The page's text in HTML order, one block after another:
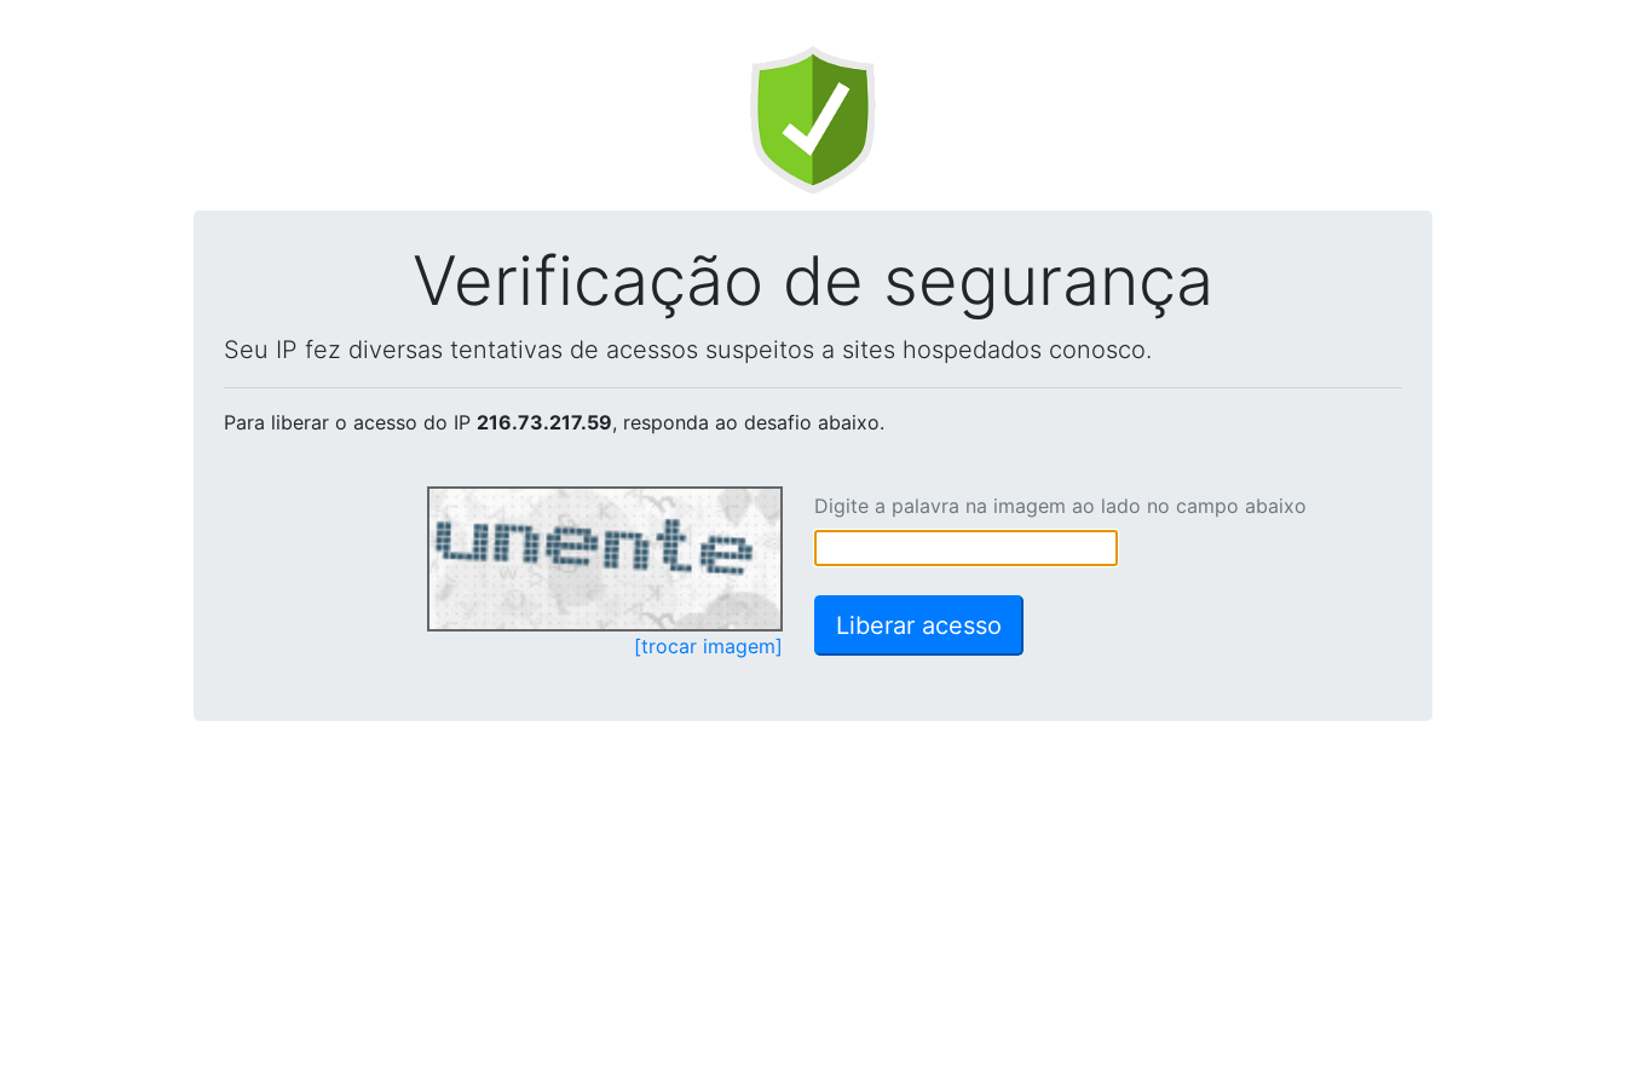
Verificação de segurança
Seu IP fez diversas tentativas de acessos suspeitos a sites hospedados conosco.
Para liberar o acesso do IP 216.73.217.59, responda ao desafio abaixo.
[trocar imagem]
Digite a palavra na imagem ao lado no campo abaixo